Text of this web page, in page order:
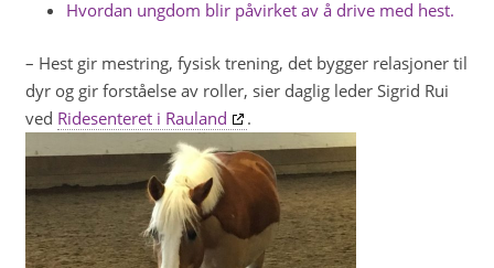
Hvordan ungdom blir påvirket av å drive med hest.
– Hest gir mestring, fysisk trening, det bygger relasjoner til
dyr og gir forståelse av roller, sier daglig leder Sigrid Rui
ved Ridesenteret i Rauland .